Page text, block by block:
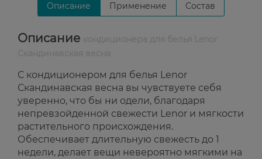
Описание Применение Состав
Описание
С кондиционером для белья Lenor
Скандинавская весна вы чувствуете себя
уверенно, что бы ни одели, благодаря
непревзойденной свежести Lenor и мягкости
растительного происхождения.
Обеспечивает длительную свежесть до 1
недели, делает вещи невероятно мягкими на